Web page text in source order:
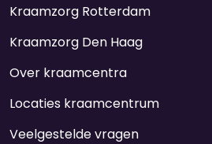
Kraamzorg Rotterdam
Kraamzorg Den Haag
Over kraamcentra
Locaties kraamcentrum
Veelgestelde vragen